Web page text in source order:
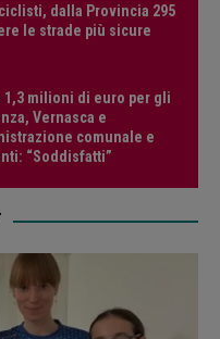
dalla Provincia 295
le strade più sicure
1,3 milioni di euro per gli
Vernasca e
comunale e
“Soddisfatti”